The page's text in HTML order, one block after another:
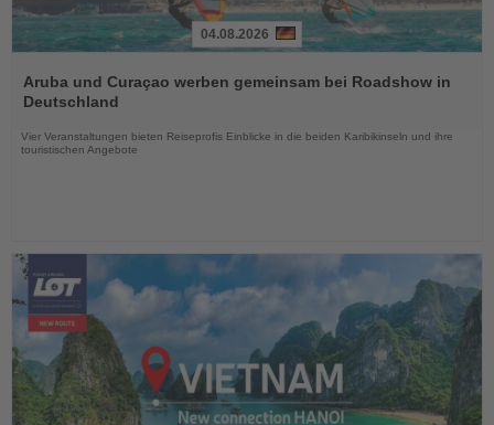
Sie
die
04.08.2026
Aruba und Curaçao werben gemeinsam bei Roadshow in
Deutschland
Vier Veranstaltungen bieten Reiseprofis Einblicke in die beiden Karibikinseln und ihre
touristischen Angebote